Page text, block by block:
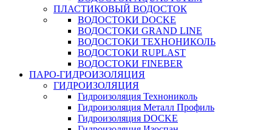
ПЛАСТИКОВЫЙ ВОДОСТОК
ВОДОСТОКИ DOCKE
ВОДОСТОКИ GRAND LINE
ВОДОСТОКИ ТЕХНОНИКОЛЬ
ВОДОСТОКИ RUPLAST
ВОДОСТОКИ FINEBER
ПАРО-ГИДРОИЗОЛЯЦИЯ
ГИДРОИЗОЛЯЦИЯ
Гидроизоляция Технониколь
Гидроизоляция Металл Профиль
Гидроизоляция DOCKE